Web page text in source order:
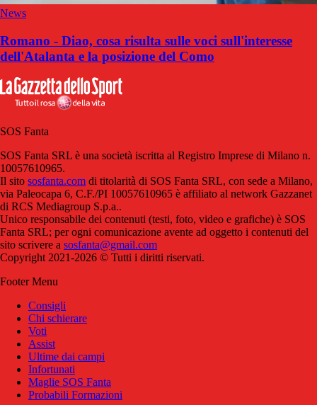
News
Romano - Diao, cosa risulta sulle voci sull'interesse
dell'Atalanta e la posizione del Como
SOS Fanta
SOS Fanta SRL è una società iscritta al Registro Imprese di Milano n.
10057610965.
Il sito sosfanta.com di titolarità di SOS Fanta SRL, con sede a Milano,
via Paleocapa 6, C.F./PI 10057610965 è affiliato al network Gazzanet
di RCS Mediagroup S.p.a..
Unico responsabile dei contenuti (testi, foto, video e grafiche) è SOS
Fanta SRL; per ogni comunicazione avente ad oggetto i contenuti del
sito scrivere a sosfanta@gmail.com
Copyright 2021-2026 © Tutti i diritti riservati.
Footer Menu
Consigli
Chi schierare
Voti
Assist
Ultime dai campi
Infortunati
Maglie SOS Fanta
Probabili Formazioni